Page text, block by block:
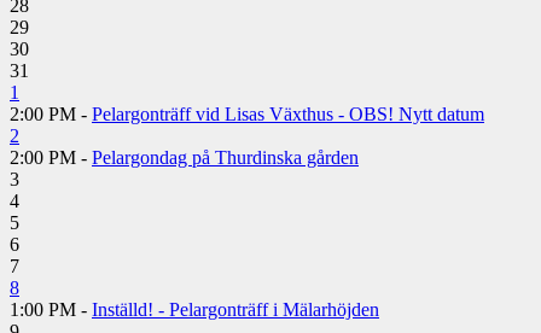
28
29
30
31
1
2:00 PM - Pelargonträff vid Lisas Växthus - OBS! Nytt datum
2
2:00 PM - Pelargondag på Thurdinska gården
3
4
5
6
7
8
1:00 PM - Inställd! - Pelargonträff i Mälarhöjden